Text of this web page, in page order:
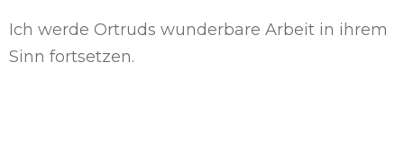
Ich werde Ortruds wunderbare Arbeit in ihrem
Sinn fortsetzen.